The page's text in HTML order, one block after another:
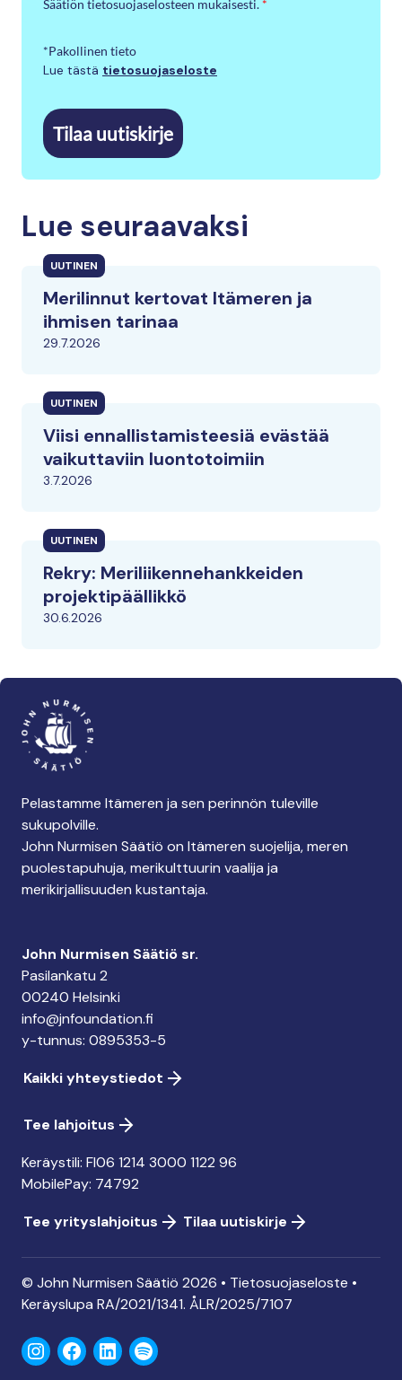
Säätiön tietosuojaselosteen mukaisesti. *
*Pakollinen tieto
Lue tästä tietosuojaseloste
Tilaa uutiskirje
Lue seuraavaksi
UUTINEN
Merilinnut kertovat Itämeren ja
ihmisen tarinaa
29.7.2026
UUTINEN
Viisi ennallistamisteesiä evästää
vaikuttaviin luontotoimiin
3.7.2026
UUTINEN
Rekry: Meriliikennehankkeiden
projektipäällikkö
30.6.2026
Pelastamme Itämeren ja sen perinnön tuleville
sukupolville.
John Nurmisen Säätiö on Itämeren suojelija, meren
puolestapuhuja, merikulttuurin vaalija ja
merikirjallisuuden kustantaja.
John Nurmisen Säätiö sr.
Pasilankatu 2
00240 Helsinki
info@jnfoundation.fi
y-tunnus: 0895353-5
Kaikki yhteystiedot
Tee lahjoitus
Keräystili: FI06 1214 3000 1122 96
MobilePay: 74792
Tee yrityslahjoitus
Tilaa uutiskirje
© John Nurmisen Säätiö 2026 • Tietosuojaseloste •
Keräyslupa RA/2021/1341. ÅLR/2025/7107
InstagramFacebook
LinkedInSpotify